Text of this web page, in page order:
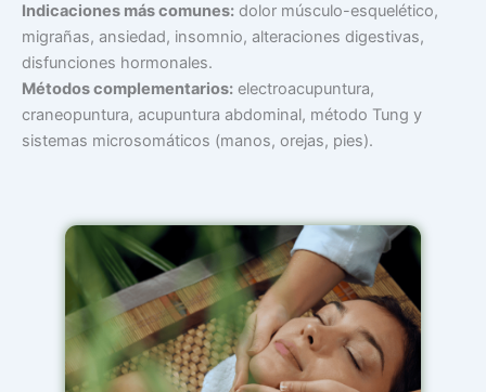
Indicaciones más comunes: dolor músculo-esquelético,
migrañas, ansiedad, insomnio, alteraciones digestivas,
disfunciones hormonales.
Métodos complementarios: electroacupuntura,
craneopuntura, acupuntura abdominal, método Tung y
sistemas microsomáticos (manos, orejas, pies).